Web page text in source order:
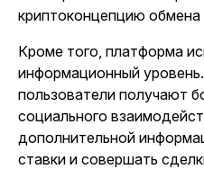
криптоконцепцию обмена
Кроме того, платформа
информационный
пользователи получают
социального
дополнительной
ставки и совершать